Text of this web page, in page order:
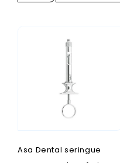
Asa Dental seringue